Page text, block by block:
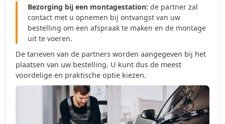
Bezorging bij een montagestation: de partner zal
contact met u opnemen bij ontvangst van uw
bestelling om een afspraak te maken en de montage
uit te voeren.
De tarieven van de partners worden aangegeven bij het
plaatsen van uw bestelling. U kunt dus de meest
voordelige en praktische optie kiezen.